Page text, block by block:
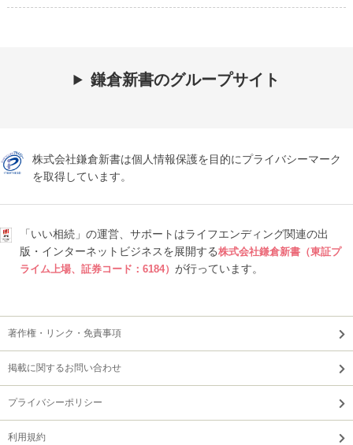
鎌倉新書のグループサイト
株式会社鎌倉新書は個人情報保護を目的にプライバシーマーク
を取得しています。
「いい相続」の運営、サポートはライフエンディング関連の出
版・インターネットビジネスを展開する株式会社鎌倉新書（東証プ
ライム上場、証券コード：6184） が行っています。
著作権・リンク・免責事項
掲載に関するお問い合わせ
プライバシーポリシー
利用規約